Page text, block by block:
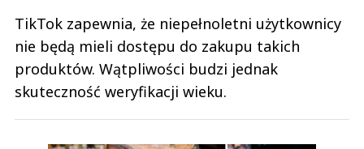
TikTok zapewnia, że niepełnoletni użytkownicy
nie będą mieli dostępu do zakupu takich
produktów. Wątpliwości budzi jednak
skuteczność weryfikacji wieku.